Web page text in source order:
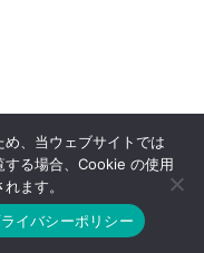
お悩み相談
ホッとLINE
、当ウェブサイトでは
る場合、Cookie の使用
ます。
イバシーポリシー